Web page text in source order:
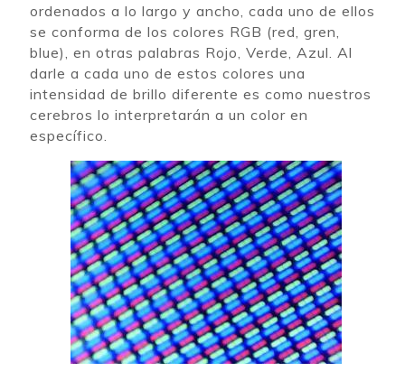
ordenados a lo largo y ancho, cada uno de ellos
se conforma de los colores RGB (red, gren,
blue), en otras palabras Rojo, Verde, Azul. Al
darle a cada uno de estos colores una
intensidad de brillo diferente es como nuestros
cerebros lo interpretarán a un color en
específico.